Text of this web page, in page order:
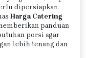
dipersiapkan.
Harga Catering
panduan
porsi agar
lebih tenang dan